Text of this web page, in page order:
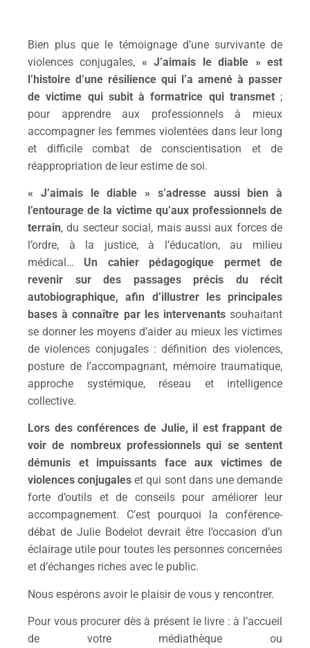
Bien plus que le témoignage d’une survivante de
violences conjugales, « J’aimais le diable » est
l’histoire d’une résilience qui l’a amené à passer
de victime qui subit à formatrice qui transmet;
pour apprendre aux professionnels à mieux
accompagner les femmes violentées dans leur long
et difficile combat de conscientisation et de
réappropriation de leur estime de soi.
« J’aimais le diable » s’adresse aussi bien à
l’entourage de la victime qu’aux professionnels de
terrain, du secteur social, mais aussi aux forces de
l’ordre, à la justice, à l’éducation, au milieu
médical… Un cahier pédagogique permet de
revenir sur des passages précis du récit
autobiographique, afin d’illustrer les principales
bases à connaître par lesintervenantssouhaitant
se donner les moyens d’aider au mieux les victimes
de violences conjugales : définition des violences,
posture de l’accompagnant, mémoire traumatique,
approche systémique, réseau et intelligence
collective.
Lors des conférences de Julie, il est frappant de
voir de nombreux professionnels qui se sentent
démunis et impuissants face aux victimes de
violences conjugales et qui sont dans une demande
forte d’outils et de conseils pour améliorer leur
accompagnement. C’est pourquoi la conférence-
débat de Julie Bodelot devrait être l’occasion d’un
éclairage utile pour toutes les personnes concernées
et d’échanges riches avec le public.
Nous espérons avoir le plaisir de vous y rencontrer.
Pour vous procurer dès à présent le livre : à l’accueil
de votre médiathèque ou